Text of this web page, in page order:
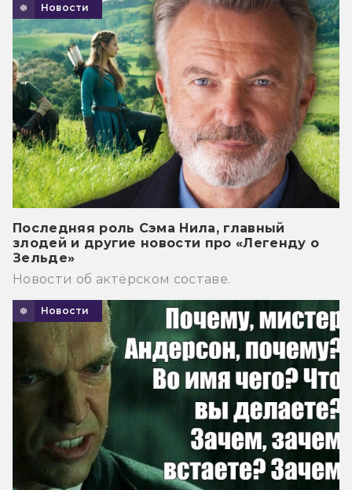
Новости
Последняя роль Сэма Нила, главный
злодей и другие новости про «Легенду о
Зельде»
Новости об актёрском составе.
Новости